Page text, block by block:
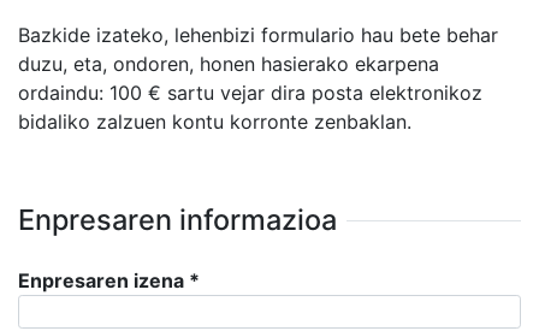
Bazkide izateko, lehenbizi formulario hau bete behar
duzu, eta, ondoren, honen hasierako ekarpena
ordaindu: 100 € sartu vejar dira posta elektronikoz
bidaliko zalzuen kontu korronte zenbaklan.
Enpresaren informazioa
Enpresaren izena *